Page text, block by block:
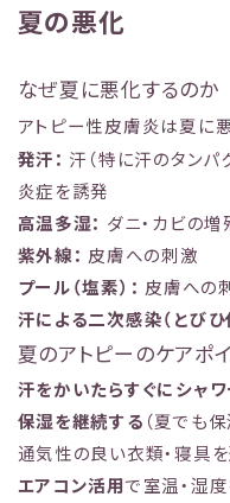
夏の悪化
なぜ夏に悪化するのか
アトピー性皮膚炎は夏に
発汗： 汗（特に汗のタンパ
炎症を誘発
高温多湿： ダニ・カビの
紫外線： 皮膚への刺激
プール（塩素）： 皮膚への
汗による二次感染（とびひ
夏のアトピーのケアポ
汗をかいたらすぐにシャ
保湿を継続する （夏でも
通気性の良い衣類・寝具
エアコン活用で室温・湿